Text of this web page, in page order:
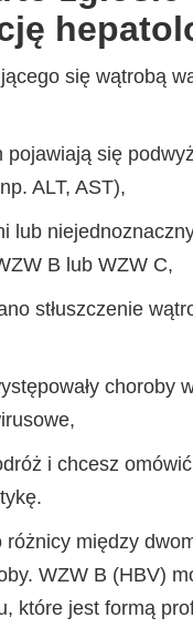
się wątrobą
pojawiają się
ALT, AST),
lub
B lub WZW C,
stłuszczenie
choroby
i chcesz
różnicy między
WZW B (HBV)
które jest formą